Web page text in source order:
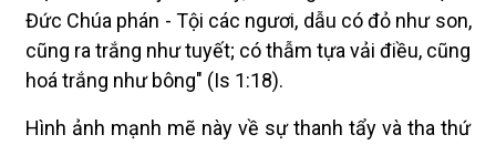
Đức Chúa phán - Tội các ngươi, dẫu có đỏ như son,
cũng ra trắng như tuyết; có thẫm tựa vải điều, cũng
hoá trắng như bông" (Is 1:18).
Hình ảnh mạnh mẽ này về sự thanh tẩy và tha thứ